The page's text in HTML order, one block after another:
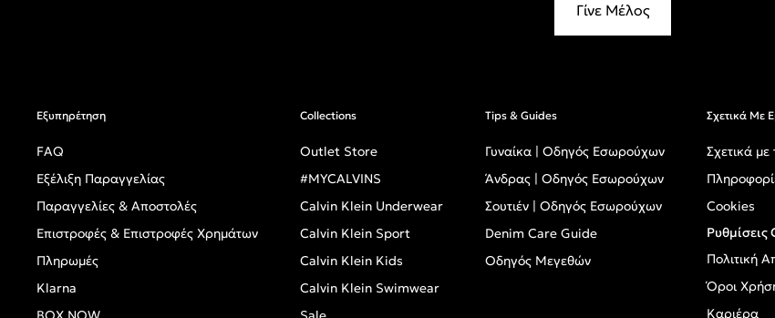
Γίνε Μέλος
Εξυπηρέτηση
FAQ
Εξέλιξη Παραγγελίας
Παραγγελίες & Αποστολές
Επιστροφές & Επιστροφές Χρημάτων
Πληρωμές
Klarna
Collections
Outlet Store
#MYCALVINS
Calvin Klein Underwear
Calvin Klein Sport
Calvin Klein Kids
Calvin Klein Swimwear
Tips & Guides
Γυναίκα | Οδηγός Εσωρούχων
Άνδρας | Οδηγός Εσωρούχων
Σουτιέν | Οδηγός Εσωρούχων
Denim Care Guide
Οδηγός Μεγεθών
Σχετικά Με
Σχετικά
Cookies
Ρυθμίσεις
Πολιτική
Όροι
Καριέρα